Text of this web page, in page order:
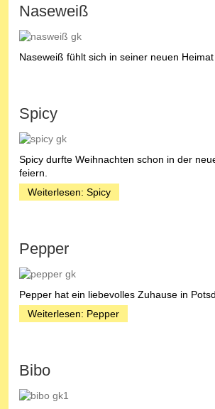
Naseweiß
Naseweiß fühlt sich in seiner neuen Heimat
Spicy
Spicy durfte Weihnachten schon in der
feiern.
Weiterlesen: Spicy
Pepper
Pepper hat ein liebevolles Zuhause in
Weiterlesen: Pepper
Bibo